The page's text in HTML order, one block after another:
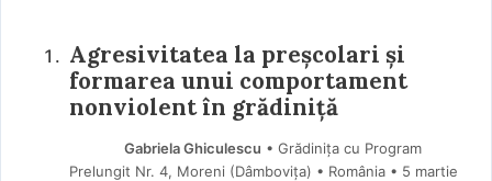
Agresivitatea la preșcolari și
formarea unui comportament
nonviolent în grădiniță
Gabriela Ghiculescu • Grădinița cu Program
Prelungit Nr. 4, Moreni (Dâmboviţa) • România
5 martie